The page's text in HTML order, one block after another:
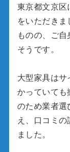
東京都文京
をいただき
ものの、ご
そうです。
大型家具は
かっていて
のため業者選
え、口コミ
ました。